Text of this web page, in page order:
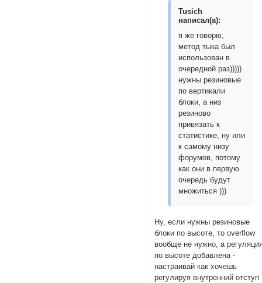
Tusich
написал(а):
я же говорю,
метод тыка был
использован в
очередной раз)))))
нужны резиновые
по вертикали
блоки, а низ
резиново
привязать к
статистике, ну или
к самому низу
форумов, потому
как они в первую
очередь будут
множиться )))
Ну, если нужны резиновые
блоки по высоте, то overflow
вообще не нужно, а
по высоте добавлена -
настраивай как хочешь
регулируя внутренний отступ